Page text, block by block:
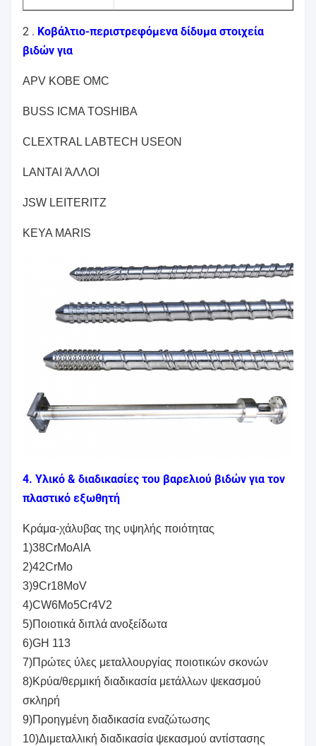
2 . Κοβάλτιο-περιστρεφόμενα δίδυμα στοιχεία
βιδών για
APV KOBE OMC
BUSS ICMA TOSHIBA
CLEXTRAL LABTECH USEON
LANTAI ΆΛΛΟΙ
JSW LEITERITZ
KEYA MARIS
4. Υλικό & διαδικασίες του βαρελιού βιδών για τον
πλαστικό εξωθητή
Κράμα-χάλυβας της υψηλής ποιότητας
1)38CrMoAlA
2)42CrMo
3)9Cr18MoV
4)CW6Mo5Cr4V2
5)Ποιοτικά διπλά ανοξείδωτα
6)GH 113
7)Πρώτες ύλες μεταλλουργίας ποιοτικών σκονών
8)Κρύα/θερμική διαδικασία μετάλλων ψεκασμού
σκληρή
9)Προηγμένη διαδικασία εναζώτωσης
10)Διμεταλλική διαδικασία ψεκασμού αντίστασης